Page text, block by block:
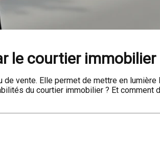
le courtier
vente. Elle permet de mettre en
du courtier immobilier ? Et comment